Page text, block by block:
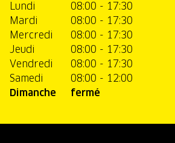
Lundi
08:00 - 17:30
Mardi
08:00 - 17:30
Mercredi
08:00 - 17:30
Jeudi
08:00 - 17:30
Vendredi
08:00 - 17:30
Samedi
08:00 - 12:00
Dimanche
fermé